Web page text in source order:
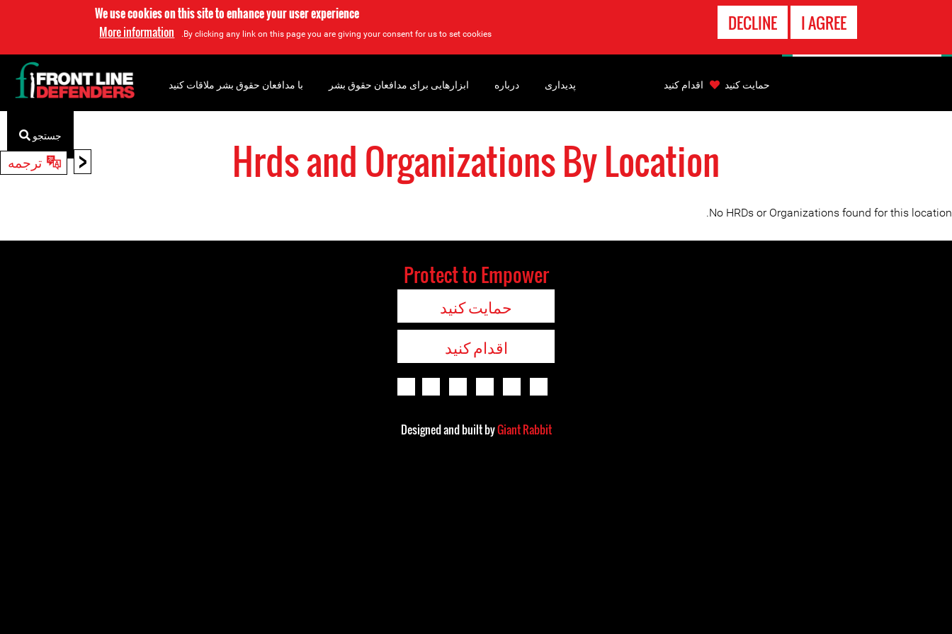
We use cookies on this site to enhance your user experience
By clicking any link on this page you are giving your consent for us to set cookies.
More information I AGREE
DECLINE
< ترجمه Hrds and Organizations By Location
No HRDs or Organizations found for this location.
با مدافعان حقوق بشر ملاقات کنید ابزارهایی برای مدافعان حقوق بشر درباره پدیداری
جستجو
حمایت کنید اقدام کنید
Protect to Empower
حمایت کنید
اقدام کنید
Designed and built byGiant Rabbit
تماس
اضطراری